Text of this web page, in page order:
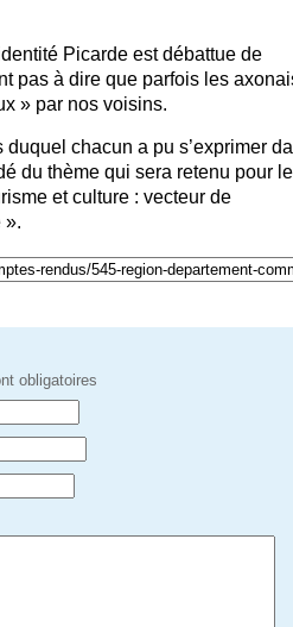
Picarde est débattue de
pas à dire que parfois les
» par nos voisins.
chacun a pu s’exprimer
du thème qui sera retenu pour le
et culture : vecteur de
».
obligatoires